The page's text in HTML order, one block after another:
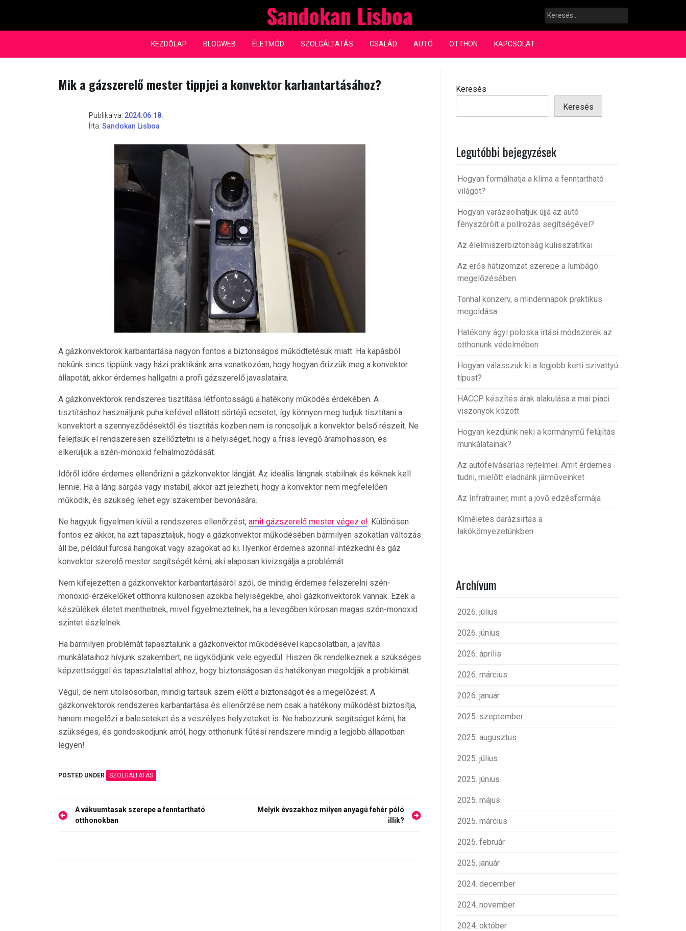
content
Sandokan Lisboa Keresés:
KEZDŐLAP BLOGWEB ÉLETMÓD SZOLGÁLTATÁS CSALÁD AUTÓ OTTHON KAPCSOLAT
Mik a gázszerelő mester tippjei a konvektor karbantartásához?
Publikálva: 2024.06.18.
Írta: Sandokan Lisboa
A gázkonvektorok karbantartása nagyon fontos a biztonságos működtetésük miatt. Ha kapásból
nekünk sincs tippünk vagy házi praktikánk arra vonatkozóan, hogy hogyan őrizzük meg a konvektor
állapotát, akkor érdemes hallgatni a profi gázszerelő javaslataira.
A gázkonvektorok rendszeres tisztítása létfontosságú a hatékony működés érdekében. A
tisztításhoz használjunk puha kefével ellátott sörtéjű ecsetet, így könnyen meg tudjuk tisztítani a
konvektort a szennyeződésektől és tisztítás közben nem is roncsoljuk a konvektor belső részeit. Ne
felejtsük el rendszeresen szellőztetni is a helyiséget, hogy a friss levegő áramolhasson, és
elkerüljük a szén-monoxid felhalmozódását.
Időről időre érdemes ellenőrizni a gázkonvektor lángját. Az ideális lángnak stabilnak és kéknek kell
lennie. Ha a láng sárgás vagy instabil, akkor azt jelezheti, hogy a konvektor nem megfelelően
működik, és szükség lehet egy szakember bevonására.
Ne hagyjuk figyelmen kívül a rendszeres ellenőrzést, amit gázszerelő mester végez el. Különösen
fontos ez akkor, ha azt tapasztaljuk, hogy a gázkonvektor működésében bármilyen szokatlan változás
áll be, például furcsa hangokat vagy szagokat ad ki. Ilyenkor érdemes azonnal intézkedni és gáz
konvektor szerelő mester segítségét kérni, aki alaposan kivizsgálja a problémát.
Nem kifejezetten a gázkonvektor karbantartásáról szól, de mindig érdemes felszerelni szén-
monoxid-érzékelőket otthonra különösen azokba helyiségekbe, ahol gázkonvektorok vannak. Ezek a
készülékek életet menthetnek, mivel figyelmeztetnek, ha a levegőben kórosan magas szén-monoxid
szintet észlelnek.
Ha bármilyen problémát tapasztalunk a gázkonvektor működésével kapcsolatban, a javítás
munkálataihoz hívjunk szakembert, ne ügyködjünk vele egyedül. Hiszen ők rendelkeznek a szükséges
képzettséggel és tapasztalattal ahhoz, hogy biztonságosan és hatékonyan megoldják a problémát.
Végül, de nem utolsósorban, mindig tartsuk szem előtt a biztonságot és a megelőzést. A
gázkonvektorok rendszeres karbantartása és ellenőrzése nem csak a hatékony működést biztosítja,
hanem megelőzi a baleseteket és a veszélyes helyzeteket is. Ne habozzunk segítséget kérni, ha
szükséges, és gondoskodjunk arról, hogy otthonunk fűtési rendszere mindig a legjobb állapotban
legyen!
POSTED UNDER SZOLGÁLTATÁS
Bejegyzés
navigáció
A vákuumtasak szerepe a fenntartható
otthonokban
Melyik évszakhoz milyen anyagú fehér póló
illik?
Keresés
Keresés
Legutóbbi bejegyzések
Hogyan formálhatja a klíma a fenntartható
világot?
Hogyan varázsolhatjuk újjá az autó
fényszóróit a polírozás segítségével?
Az élelmiszerbiztonság kulisszatitkai
Az erős hátizomzat szerepe a lumbágó
megelőzésében
Tonhal konzerv, a mindennapok praktikus
megoldása
Hatékony ágyi poloska irtási módszerek az
otthonunk védelmében
Hogyan válasszuk ki a legjobb kerti szivattyú
típust?
HACCP készítés árak alakulása a mai piaci
viszonyok között
Hogyan kezdjünk neki a kormánymű felújítás
munkálatainak?
Az autófelvásárlás rejtelmei: Amit érdemes
tudni, mielőtt eladnánk járműveinket
Az Infratrainer, mint a jövő edzésformája
Kíméletes darázsirtás a
lakókörnyezetünkben
Archívum
2026. július
2026. június
2026. április
2026. március
2026. január
2025. szeptember
2025. augusztus
2025. július
2025. június
2025. május
2025. március
2025. február
2025. január
2024. december
2024. november
2024. október